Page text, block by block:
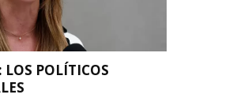
LOS POLÍTICOS